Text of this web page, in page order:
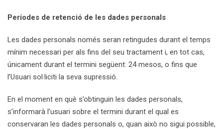
Períodes de retenció de les dades personals
Les dades personals només seran retingudes durant el temps
mínim necessari per als fins del seu tractament i, en tot cas,
únicament durant el termini següent: 24 mesos, o fins que
l’Usuari sol·liciti la seva supressió.
En el moment en què s’obtinguin les dades personals,
s’informarà l’usuari sobre el termini durant el qual es
conservaran les dades personals o, quan això no sigui possible,